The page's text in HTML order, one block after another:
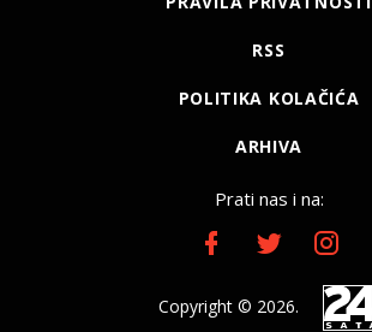
RSS
POLITIKA KOLAČIĆA
ARHIVA
Prati nas i na:
Copyright © 2026.